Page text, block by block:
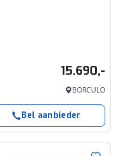
15.690,-
BORCULO
Bel aanbieder